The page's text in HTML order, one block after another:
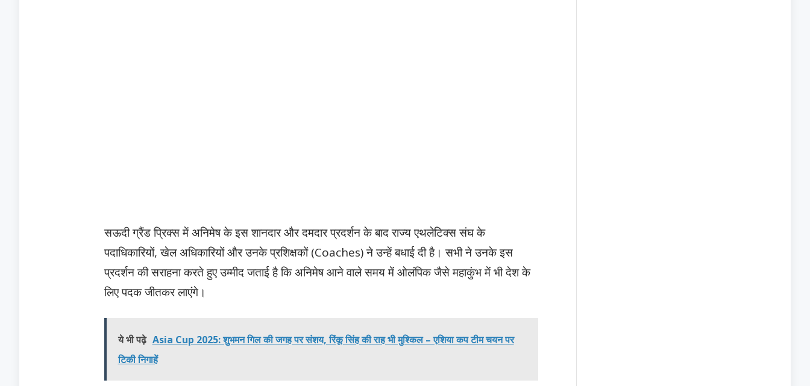
सऊदी ग्रैंड प्रिक्स में अनिमेष के इस शानदार और दमदार प्रदर्शन के बाद राज्य एथलेटिक्स संघ के
पदाधिकारियों, खेल अधिकारियों और उनके प्रशिक्षकों (Coaches) ने उन्हें बधाई दी है। सभी ने उनके इस
प्रदर्शन की सराहना करते हुए उम्मीद जताई है कि अनिमेष आने वाले समय में ओलंपिक जैसे महाकुंभ में भी देश के
लिए पदक जीतकर लाएंगे।
ये भी पढ़े Asia Cup 2025: शुभमन गिल की जगह पर संशय, रिंकू सिंह की राह भी मुश्किल – एशिया कप टीम चयन पर
टिकी निगाहें